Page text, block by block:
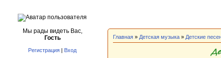
Мы рады видеть Вас,
Гость
Регистрация | Вход
Главная » Детская музыка » Детские